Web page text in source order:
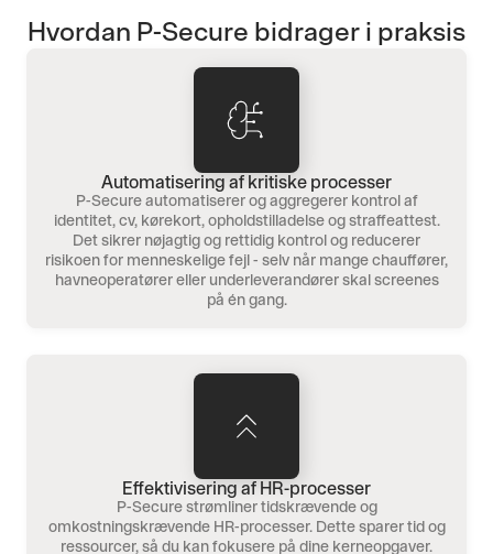
Hvordan P-Secure bidrager i praksis
Automatisering af kritiske processer
P-Secure automatiserer og aggregerer kontrol af
identitet, cv, kørekort, opholdstilladelse og straffeattest.
Det sikrer nøjagtig og rettidig kontrol og reducerer
risikoen for menneskelige fejl - selv når mange chauffører,
havneoperatører eller underleverandører skal screenes
på én gang.
Effektivisering af HR-processer
P-Secure strømliner tidskrævende og
omkostningskrævende HR-processer. Dette sparer tid og
ressourcer, så du kan fokusere på dine kerneopgaver.